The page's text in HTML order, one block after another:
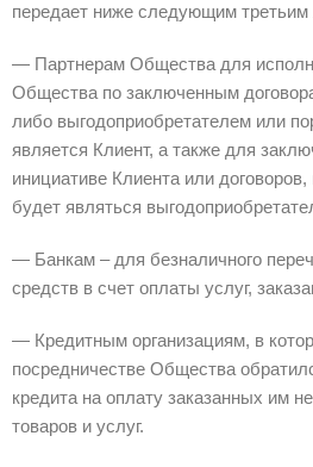
передает ниже следующим
— Партнерам Общества для
Общества по заключенным
либо выгодоприобретателем или
является Клиент, а также для
инициативе Клиента или
будет являться
— Банкам – для безналичного
средств в счет оплаты услуг,
— Кредитным организациям, в
посредничестве Общества
кредита на оплату заказанных им
товаров и услуг.